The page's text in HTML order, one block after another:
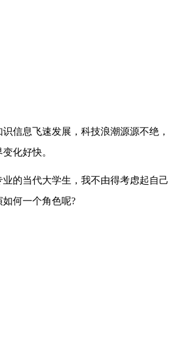
信息飞速发展，科技浪潮源源不绝，
化好快。
的当代大学生，我不由得考虑起自己
何一个角色呢?